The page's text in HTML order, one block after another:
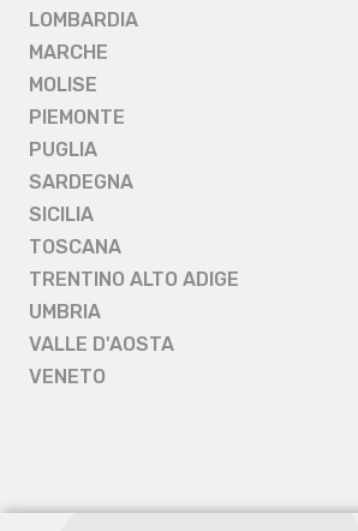
LOMBARDIA
MARCHE
MOLISE
PIEMONTE
PUGLIA
SARDEGNA
SICILIA
TOSCANA
TRENTINO ALTO ADIGE
UMBRIA
VALLE D'AOSTA
VENETO